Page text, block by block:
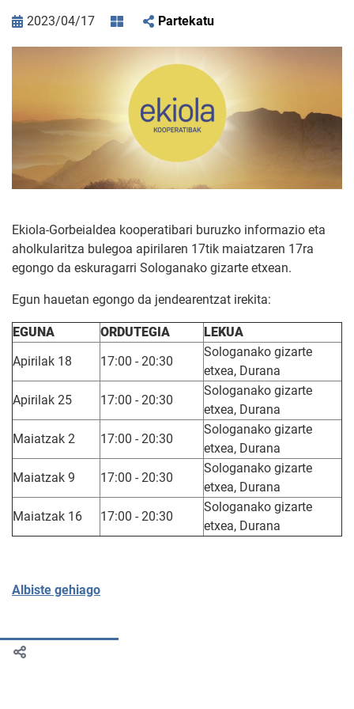
2023/04/17 Partekatu
Ekiola-Gorbeialdea kooperatibari buruzko informazio eta
aholkularitza bulegoa apirilaren 17tik maiatzaren 17ra
egongo da eskuragarri Sologanako gizarte etxean.
Egun hauetan egongo da jendearentzat irekita:
EGUNA ORDUTEGIA
LEKUA
Apirilak 18
17:00 - 20:30
Sologanako gizarte
etxea, Durana
Apirilak 25
17:00 - 20:30
Sologanako gizarte
etxea, Durana
Maiatzak 2
17:00 - 20:30
Sologanako gizarte
etxea, Durana
Maiatzak 9
17:00 - 20:30
Sologanako gizarte
etxea, Durana
Maiatzak 16
17:00 - 20:30
Sologanako gizarte
etxea, Durana
Albiste gehiago